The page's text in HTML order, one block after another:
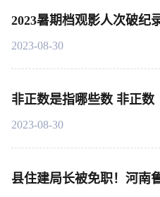
2023暑期档观影人次破纪
2023-08-30
非正数是指哪些数 非正数
2023-08-30
县住建局长被免职！河南